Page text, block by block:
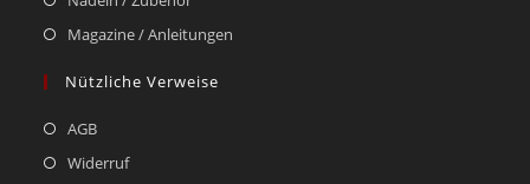
Magazine / Anleitungen
Nützliche Verweise
AGB
Widerruf